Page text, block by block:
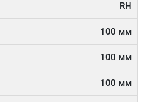
RH
100 мм
100 мм
100 мм